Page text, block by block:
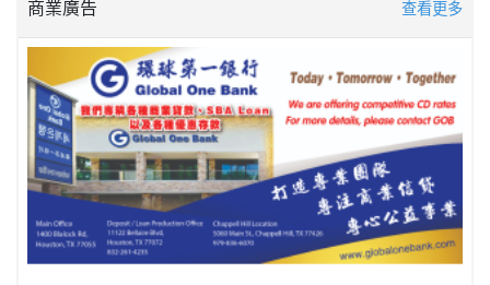
商業廣告 查看更多